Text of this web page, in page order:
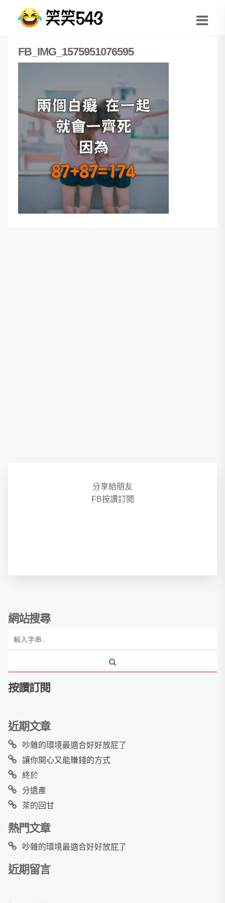
FB_IMG_1575951076595
分享給朋友
FB按讚訂閱
網站搜尋
按讚訂閱
近期文章
吵雜的環境最適合好好放屁了
讓你開心又能賺錢的方式
終於
分遺產
茶的回甘
熱門文章
吵雜的環境最適合好好放屁了
近期留言